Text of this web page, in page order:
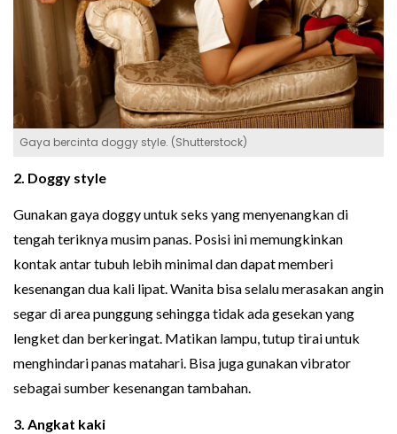
Gaya bercinta doggy style. (Shutterstock)
2. Doggy style
Gunakan gaya doggy untuk seks yang menyenangkan di
tengah teriknya musim panas. Posisi ini memungkinkan
kontak antar tubuh lebih minimal dan dapat memberi
kesenangan dua kali lipat. Wanita bisa selalu merasakan angin
segar di area punggung sehingga tidak ada gesekan yang
lengket dan berkeringat. Matikan lampu, tutup tirai untuk
menghindari panas matahari. Bisa juga gunakan vibrator
sebagai sumber kesenangan tambahan.
3. Angkat kaki